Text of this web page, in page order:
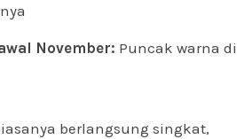
November: Puncak warna di
berlangsung singkat,